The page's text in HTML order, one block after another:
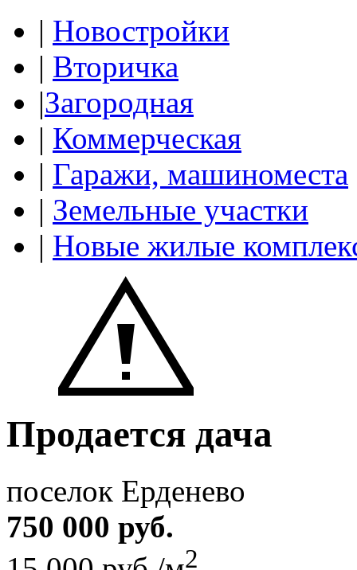
| Новостройки
| Вторичка
|Загородная
| Коммерческая
| Гаражи, машиноместа
| Земельные участки
| Новые жилые
Продается дача
поселок Ерденево
750 000 руб.
2